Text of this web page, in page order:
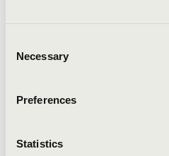
Selection
Necessary
Preferences
Statistics
többek között a londoni
dell’Opera-ban, a tokiói
Olyan zenekarokkal lépett fel,